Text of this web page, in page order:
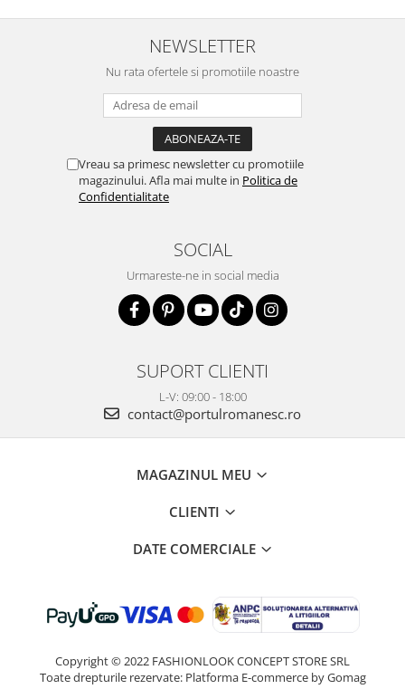
NEWSLETTER
Nu rata ofertele si promotiile noastre
Vreau sa primesc newsletter cu promotiile
magazinului. Afla mai multe in Politica de
Confidentialitate
SOCIAL
Urmareste-ne in social media
SUPORT CLIENTI
L-V: 09:00 - 18:00
contact@portulromanesc.ro
MAGAZINUL MEU
CLIENTI
DATE COMERCIALE
Copyright © 2022 FASHIONLOOK CONCEPT STORE SRL
Toate drepturile rezervate: Platforma E-commerce by Gomag